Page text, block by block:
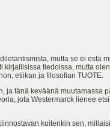
mutta se ei estä
tiedoissa, mutta
etiikan ja filosofian TUOTE.
ja tänä keväänä muutamassa
jota Westermarck lienee
kuitenkin sen,